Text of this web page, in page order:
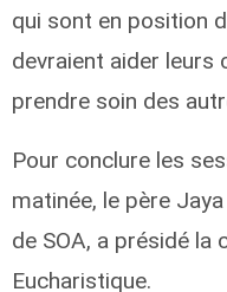
qui sont en position
devraient aider leurs
prendre soin des
Pour conclure les
matinée, le père
de SOA, a présidé la
Eucharistique.